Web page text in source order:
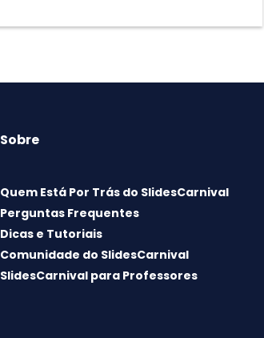
Sobre
Quem Está Por Trás do SlidesCarnival
Perguntas Frequentes
Dicas e Tutoriais
Comunidade do SlidesCarnival
SlidesCarnival para Professores